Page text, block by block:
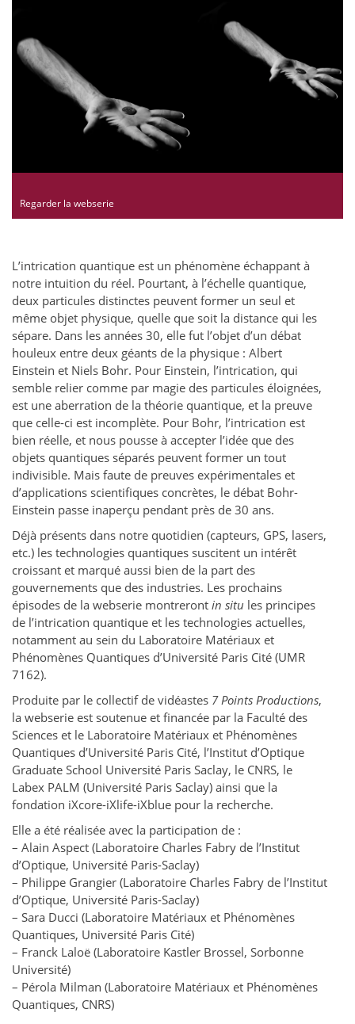
Regarder la webserie
L’intrication quantique est un phénomène échappant à
notre intuition du réel. Pourtant, à l’échelle quantique,
deux particules distinctes peuvent former un seul et
même objet physique, quelle que soit la distance qui les
sépare. Dans les années 30, elle fut l’objet d’un débat
houleux entre deux géants de la physique : Albert
Einstein et Niels Bohr. Pour Einstein, l’intrication, qui
semble relier comme par magie des particules éloignées,
est une aberration de la théorie quantique, et la preuve
que celle-ci est incomplète. Pour Bohr, l’intrication est
bien réelle, et nous pousse à accepter l’idée que des
objets quantiques séparés peuvent former un tout
indivisible. Mais faute de preuves expérimentales et
d’applications scientifiques concrètes, le débat Bohr-
Einstein passe inaperçu pendant près de 30 ans.
Déjà présents dans notre quotidien (capteurs, GPS, lasers,
etc.) les technologies quantiques suscitent un intérêt
croissant et marqué aussi bien de la part des
gouvernements que des industries. Les prochains
épisodes de la webserie montreront in situ les principes
de l’intrication quantique et les technologies actuelles,
notamment au sein du Laboratoire Matériaux et
Phénomènes Quantiques d’Université Paris Cité (UMR
7162).
Produite par le collectif de vidéastes 7 Points Productions,
la webserie est soutenue et financée par la Faculté des
Sciences et le Laboratoire Matériaux et Phénomènes
Quantiques d’Université Paris Cité, l’Institut d’Optique
Graduate School Université Paris Saclay, le CNRS, le
Labex PALM (Université Paris Saclay) ainsi que la
fondation iXcore-iXlife-iXblue pour la recherche.
Elle a été réalisée avec la participation de :
– Alain Aspect (Laboratoire Charles Fabry de l’Institut
d’Optique, Université Paris-Saclay)
– Philippe Grangier (Laboratoire Charles Fabry de l’Institut
d’Optique, Université Paris-Saclay)
– Sara Ducci (Laboratoire Matériaux et Phénomènes
Quantiques, Université Paris Cité)
– Franck Laloë (Laboratoire Kastler Brossel, Sorbonne
Université)
– Pérola Milman (Laboratoire Matériaux et Phénomènes
Quantiques, CNRS)